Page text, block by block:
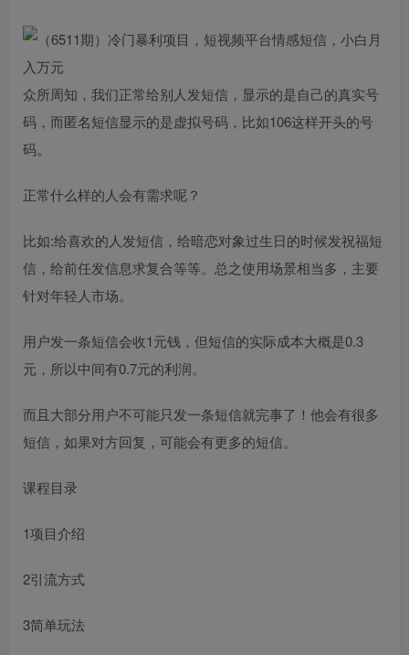
众所周知，我们正常给别人发短信，显示的是自己的真实号
码，而匿名短信显示的是虚拟号码，比如106这样开头的号
码。
正常什么样的人会有需求呢？
比如:给喜欢的人发短信，给暗恋对象过生日的时候发祝福短
信，给前任发信息求复合等等。总之使用场景相当多，主要
针对年轻人市场。
用户发一条短信会收1元钱，但短信的实际成本大概是0.3
元，所以中间有0.7元的利润。
而且大部分用户不可能只发一条短信就完事了！他会有很多
短信，如果对方回复，可能会有更多的短信。
课程目录
1项目介绍
2引流方式
3简单玩法